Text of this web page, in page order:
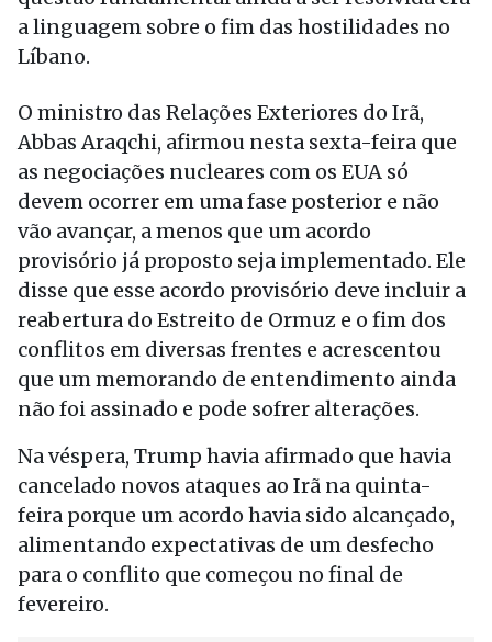
a linguagem sobre o fim das hostilidades no
Líbano.
O ministro das Relações Exteriores do Irã,
Abbas Araqchi, afirmou nesta sexta-feira que
as negociações nucleares com os EUA só
devem ocorrer em uma fase posterior e não
vão avançar, a menos que um acordo
provisório já proposto seja implementado. Ele
disse que esse acordo provisório deve incluir a
reabertura do Estreito de Ormuz e o fim dos
conflitos em diversas frentes e acrescentou
que um memorando de entendimento ainda
não foi assinado e pode sofrer alterações.
Na véspera, Trump havia afirmado que havia
cancelado novos ataques ao Irã na quinta-
feira porque um acordo havia sido alcançado,
alimentando expectativas de um desfecho
para o conflito que começou no final de
fevereiro.